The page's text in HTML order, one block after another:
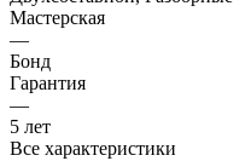
Мастерская
—
Бонд
Гарантия
—
5 лет
Все характеристики